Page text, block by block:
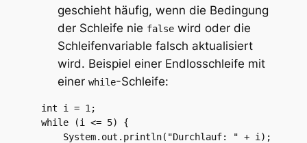
geschieht häufig, wenn die Bedingung
der Schleife nie falsewird oder die
Schleifenvariable falsch aktualisiert
wird. Beispiel einer Endlosschleife mit
einer while-Schleife: